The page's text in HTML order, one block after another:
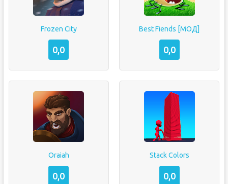
Frozen City
0,0
Best Fiends [МОД]
0,0
Oraiah
0,0
Stack Colors
0,0